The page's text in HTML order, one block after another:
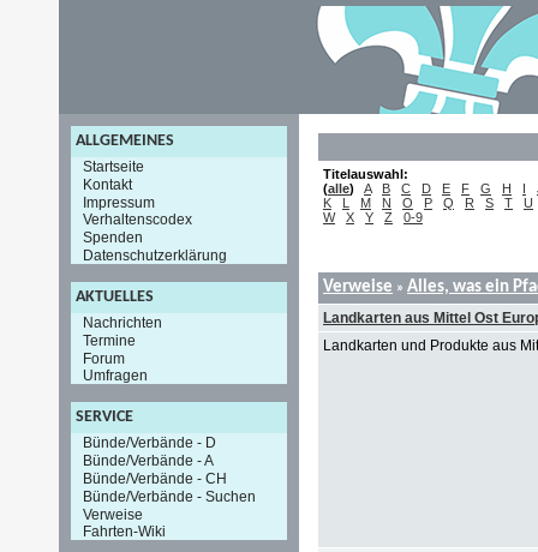
ALLGEMEINES
Startseite
Kontakt
Impressum
Verhaltenscodex
Spenden
Datenschutzerklärung
AKTUELLES
Nachrichten
Termine
Forum
Umfragen
SERVICE
Bünde/Verbände - D
Bünde/Verbände - A
Bünde/Verbände - CH
Bünde/Verbände - Suchen
Verweise
Fahrten-Wiki
Titelauswahl:
(alle) A B C D E F G H I
K
L M N O P Q R S T
U
W
X Y Z 0-9
Verweise » Alles, was ein
Landkarten aus Mittel Ost
Landkarten und Produkte aus